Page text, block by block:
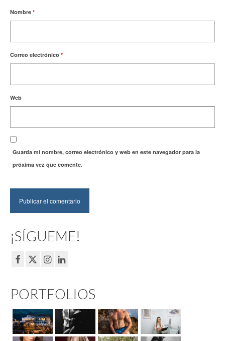
Nombre *
Correo electrónico *
Web
Guarda mi nombre, correo electrónico y web en este navegador para la
próxima vez que comente.
¡SÍGUEME!
PORTFOLIOS